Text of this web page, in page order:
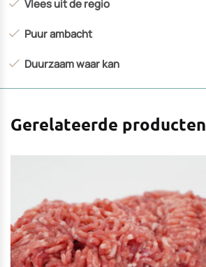
Vlees uit de regio
Puur ambacht
Duurzaam waar kan
Gerelateerde producten